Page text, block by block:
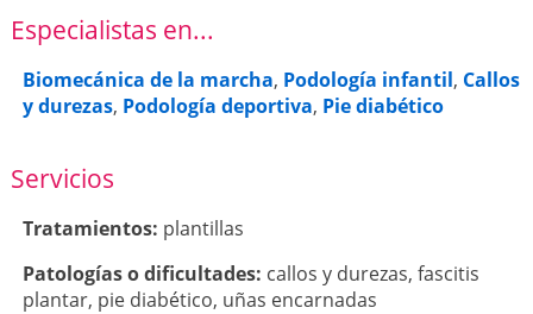
Especialistas en...
Biomecánica de la marcha, Podología infantil, Callos
y durezas, Podología deportiva, Pie diabético
Servicios
Tratamientos: plantillas
Patologí­as o dificultades: callos y durezas, fascitis
plantar, pie diabético, uñas encarnadas